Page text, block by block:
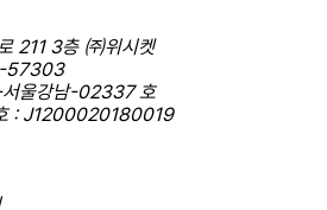
211 3층 ㈜위시켓
57303
울강남-02337 호
: J1200020180019